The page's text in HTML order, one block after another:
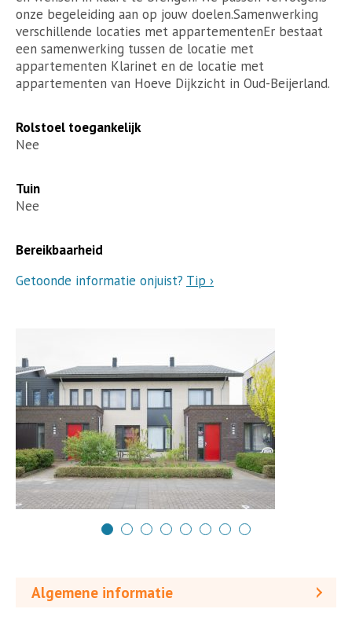
onze begeleiding aan op jouw doelen.Samenwerking
verschillende locaties met appartementenEr bestaat
een samenwerking tussen de locatie met
appartementen Klarinet en de locatie met
appartementen van Hoeve Dijkzicht in Oud-Beijerland.
Rolstoel toegankelijk
Nee
Tuin
Nee
Bereikbaarheid
Getoonde informatie onjuist? Tip ›
Algemene informatie